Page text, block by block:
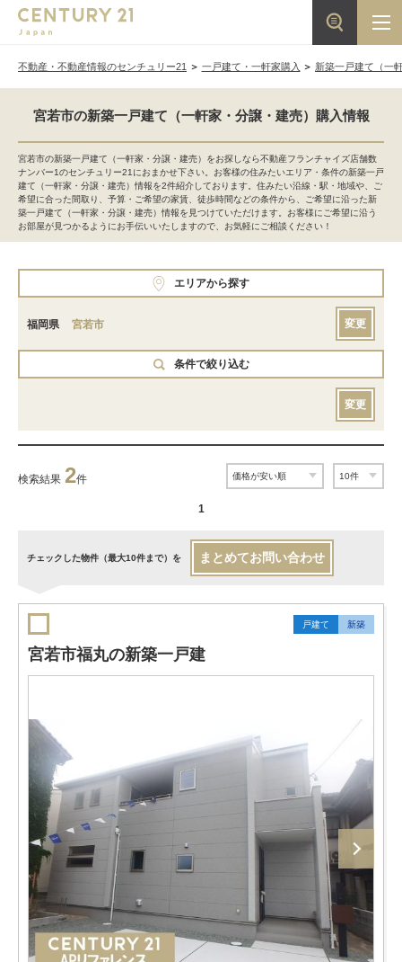
不動産・不動産情報のセンチュリー21 一戸建て・一軒家購入 新築一戸建て（一
宮若市の新築一戸建て（一軒家・分譲・建売）購入情報
宮若市の新築一戸建て（一軒家・分譲・建売）をお探しなら不動産フランチャイズ店舗数
ナンバー1のセンチュリー21におまかせ下さい。お客様の住みたいエリア・条件の新築一戸
建て（一軒家・分譲・建売）情報を2件紹介しております。住みたい沿線・駅・地域や、ご
希望に合った間取り、予算・ご希望の家賃、徒歩時間などの条件から、ご希望に沿った新
築一戸建て（一軒家・分譲・建売）情報を見つけていただけます。お客様にご希望に沿う
お部屋が見つかるようにお手伝いいたしますので、お気軽にご相談ください！
エリアから探す
福岡県 宮若市 変更
条件で絞り込む
変更
検索結果 2件
1
チェックした物件（最大10件まで）を まとめてお問い合わせ
戸建て 新築
宮若市福丸の新築一戸建